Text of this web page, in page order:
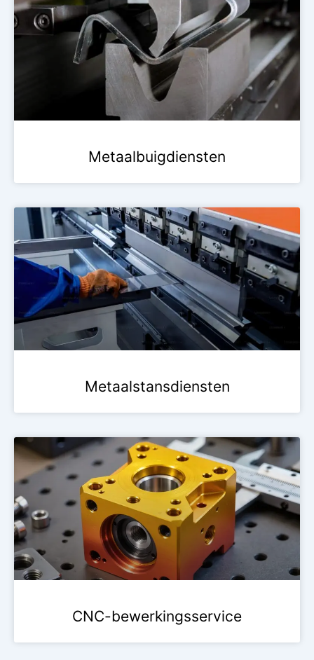
Metaalbuigdiensten
Metaalstansdiensten
CNC-bewerkingsservice